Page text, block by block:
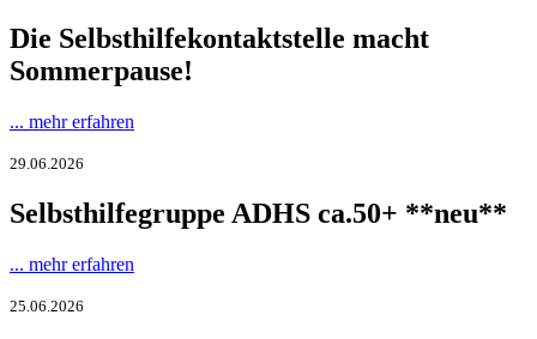
Die Selbsthilfekontaktstelle macht
Sommerpause!
... mehr erfahren
29.06.2026
Selbsthilfegruppe ADHS ca.50+ **neu**
... mehr erfahren
25.06.2026